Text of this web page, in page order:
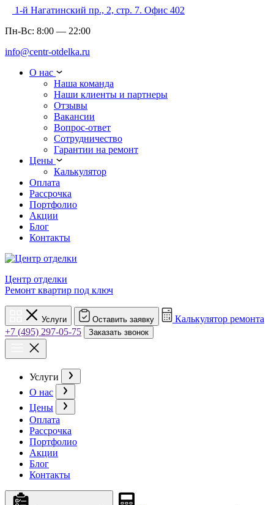
1-й Нагатинский пр., 2, стр. 7. Офис 402
Пн-Вс: 8:00 — 22:00
info@centr-otdelka.ru
О нас
Наша команда
Наши клиенты и партнеры
Отзывы
Вакансии
Вопрос-ответ
Сотрудничество
Гарантии на ремонт
Цены
Калькулятор
Оплата
Рассрочка
Портфолио
Акции
Блог
Контакты
Центр отделки
Ремонт квартир под ключ
Услуги Оставить заявку
Калькулятор ремонта
+7 (495) 297-05-75
Заказать звонок
Услуги
О нас
Цены
Оплата
Рассрочка
Портфолио
Акции
Блог
Контакты